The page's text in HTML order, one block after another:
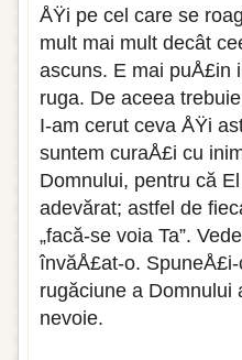
ÅŸi pe cel care se
mult mai mult decât
ascuns. E mai puÅ£in
ruga. De aceea
I-am cerut ceva ÅŸi
suntem curaÅ£i cu
Domnului, pentru că
adevărat; astfel de
„facă-se voia Ta”.
învăÅ£at-o.
rugăciune a Domnului
nevoie.